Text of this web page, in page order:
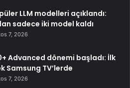
LLM modelleri açıklandı:
sadece iki model kaldı
7, 2026
Advanced dönemi başladı: İlk
Samsung TV’lerde
7, 2026